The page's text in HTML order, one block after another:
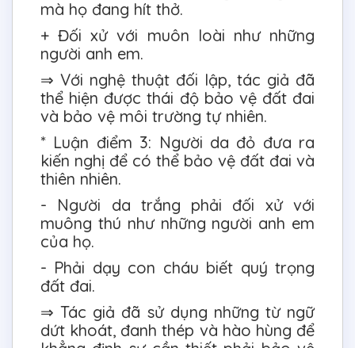
mà họ đang hít thở.
+ Đối xử với muôn loài như những
người anh em.
⇒ Với nghệ thuật đối lập, tác giả đã
thể hiện được thái độ bảo vệ đất đai
và bảo vệ môi trường tự nhiên.
* Luận điểm 3: Người da đỏ đưa ra
kiến nghị để có thể bảo vệ đất đai và
thiên nhiên.
- Người da trắng phải đối xử với
muông thú như những người anh em
của họ.
- Phải dạy con cháu biết quý trọng
đất đai.
⇒ Tác giả đã sử dụng những từ ngữ
dứt khoát, đanh thép và hào hùng để